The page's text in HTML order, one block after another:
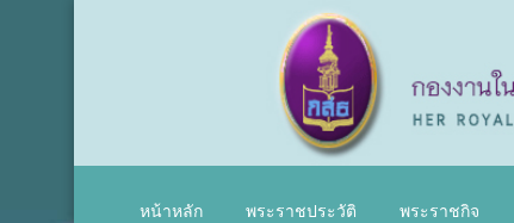
หน้าหลัก พระราชประวัติ พระราชกิจ